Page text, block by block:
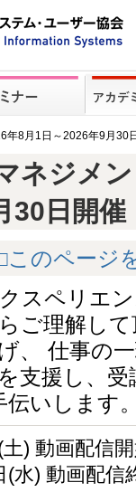
年8月1日～2026年9月30
ネジメ
30日開
このページ
スペリエ
ご理解し
、 仕事の
支援し、
伝いします
) 動画配信
(水) 動画配信